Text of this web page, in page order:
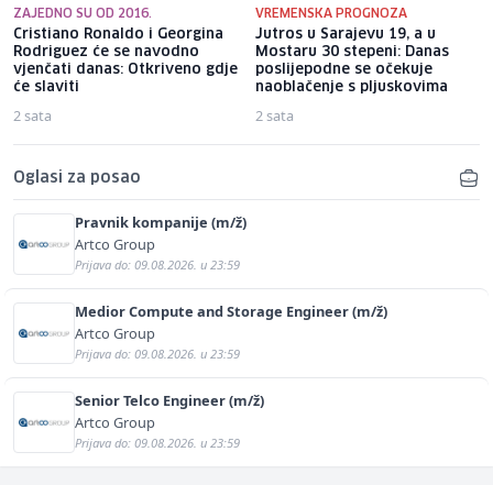
ZAJEDNO SU OD 2016.
Cristiano Ronaldo i Georgina
Rodriguez će se navodno
vjenčati danas: Otkriveno gdje
će slaviti
2 sata
VREMENSKA PROGNOZA
Jutros u Sarajevu 19, a u
Mostaru 30 stepeni: Danas
poslijepodne se očekuje
naoblačenje s pljuskovima
2 sata
Oglasi za posao
Pravnik kompanije (m/ž)
Artco Group
Prijava do: 09.08.2026. u 23:59
Medior Compute and Storage Engineer (m/ž)
Artco Group
Prijava do: 09.08.2026. u 23:59
Senior Telco Engineer (m/ž)
Artco Group
Prijava do: 09.08.2026. u 23:59